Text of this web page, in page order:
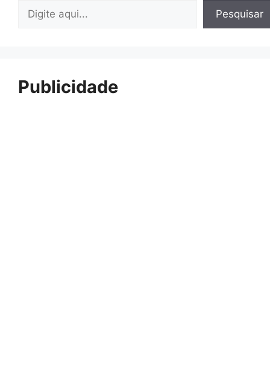
Pesquisar
Pesquisar
Publicidade